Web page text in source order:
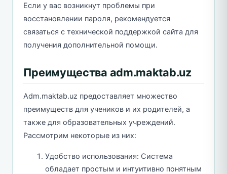
Если у вас возникнут проблемы при
восстановлении пароля, рекомендуется
связаться с технической поддержкой сайта для
получения дополнительной помощи.
Преимущества adm.maktab.uz
Adm.maktab.uz предоставляет множество
преимуществ для учеников и их родителей, а
также для образовательных учреждений.
Рассмотрим некоторые из них:
Удобство использования: Система
обладает простым и интуитивно понятным